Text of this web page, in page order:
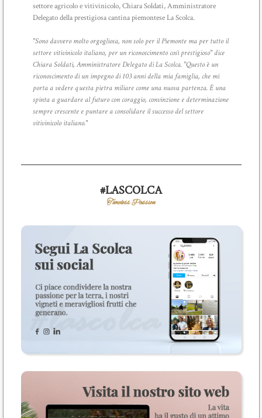
settore agricolo e vitivinicolo, Chiara Soldati, Amministratore
Delegato della prestigiosa cantina piemontese La Scolca.
"Sono davvero molto orgogliosa, non solo per il Piemonte ma per tutto il
settore vitivinicolo italiano, per un riconoscimento così prestigioso" dice
Chiara Soldati, Amministratore Delegato di La Scolca. "Questo è un
riconoscimento di un impegno di 103 anni della mia famiglia, che mi
porta a vedere questa pietra miliare come una nuova partenza. È una
spinta a guardare al futuro con coraggio, convinzione e determinazione
sempre crescente e puntare a consolidare il successo del settore
vitivinicolo italiano."
#LASCOLCA
Timeless Passion